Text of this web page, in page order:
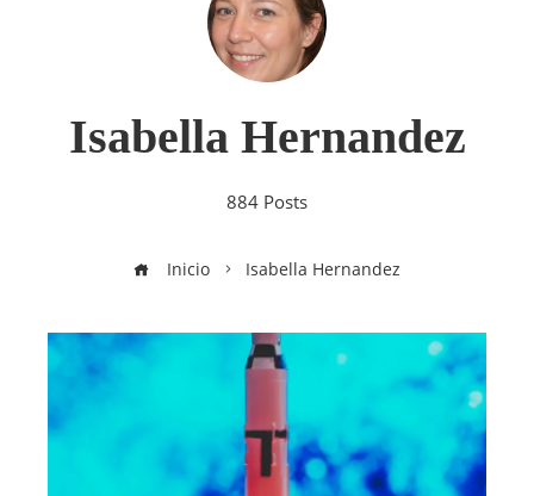
Isabella Hernandez
884 Posts
Inicio Isabella Hernandez